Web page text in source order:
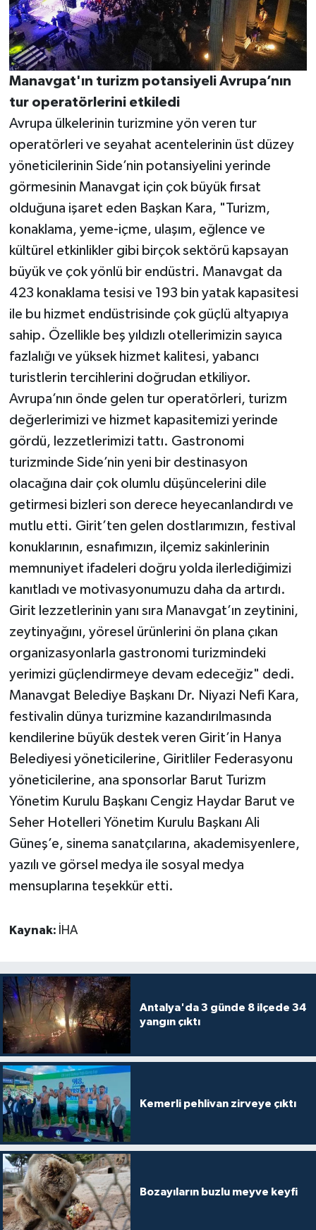
Manavgat'ın turizm potansiyeli Avrupa’nın
tur operatörlerini etkiledi
Avrupa ülkelerinin turizmine yön veren tur
operatörleri ve seyahat acentelerinin üst düzey
yöneticilerinin Side’nin potansiyelini yerinde
görmesinin Manavgat için çok büyük fırsat
olduğuna işaret eden Başkan Kara, "Turizm,
konaklama, yeme-içme, ulaşım, eğlence ve
kültürel etkinlikler gibi birçok sektörü kapsayan
büyük ve çok yönlü bir endüstri. Manavgat da
423 konaklama tesisi ve 193 bin yatak kapasitesi
ile bu hizmet endüstrisinde çok güçlü altyapıya
sahip. Özellikle beş yıldızlı otellerimizin sayıca
fazlalığı ve yüksek hizmet kalitesi, yabancı
turistlerin tercihlerini doğrudan etkiliyor.
Avrupa’nın önde gelen tur operatörleri, turizm
değerlerimizi ve hizmet kapasitemizi yerinde
gördü, lezzetlerimizi tattı. Gastronomi
turizminde Side’nin yeni bir destinasyon
olacağına dair çok olumlu düşüncelerini dile
getirmesi bizleri son derece heyecanlandırdı ve
mutlu etti. Girit’ten gelen dostlarımızın, festival
konuklarının, esnafımızın, ilçemiz sakinlerinin
memnuniyet ifadeleri doğru yolda ilerlediğimizi
kanıtladı ve motivasyonumuzu daha da artırdı.
Girit lezzetlerinin yanı sıra Manavgat’ın zeytinini,
zeytinyağını, yöresel ürünlerini ön plana çıkan
organizasyonlarla gastronomi turizmindeki
yerimizi güçlendirmeye devam edeceğiz" dedi.
Manavgat Belediye Başkanı Dr. Niyazi Nefi Kara,
festivalin dünya turizmine kazandırılmasında
kendilerine büyük destek veren Girit’in Hanya
Belediyesi yöneticilerine, Giritliler Federasyonu
yöneticilerine, ana sponsorlar Barut Turizm
Yönetim Kurulu Başkanı Cengiz Haydar Barut ve
Seher Hotelleri Yönetim Kurulu Başkanı Ali
Güneş’e, sinema sanatçılarına, akademisyenlere,
yazılı ve görsel medya ile sosyal medya
mensuplarına teşekkür etti.
Kaynak: İHA
Antalya'da 3 günde 8 ilçede 34
yangın çıktı
Kemerli pehlivan zirveye çıktı
Bozayıların buzlu meyve keyfi